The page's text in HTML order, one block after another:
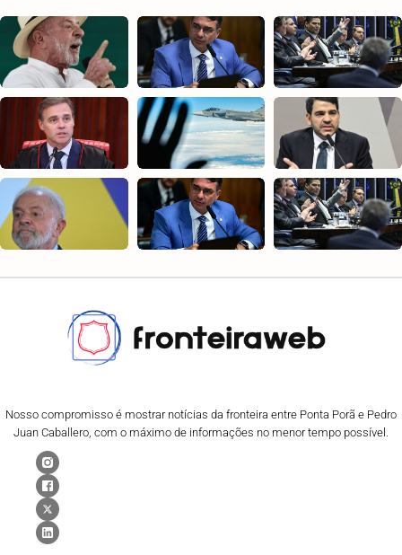
Nosso compromisso é mostrar notícias da fronteira entre Ponta Porã e Pedro
Juan Caballero, com o máximo de informações no menor tempo possível.